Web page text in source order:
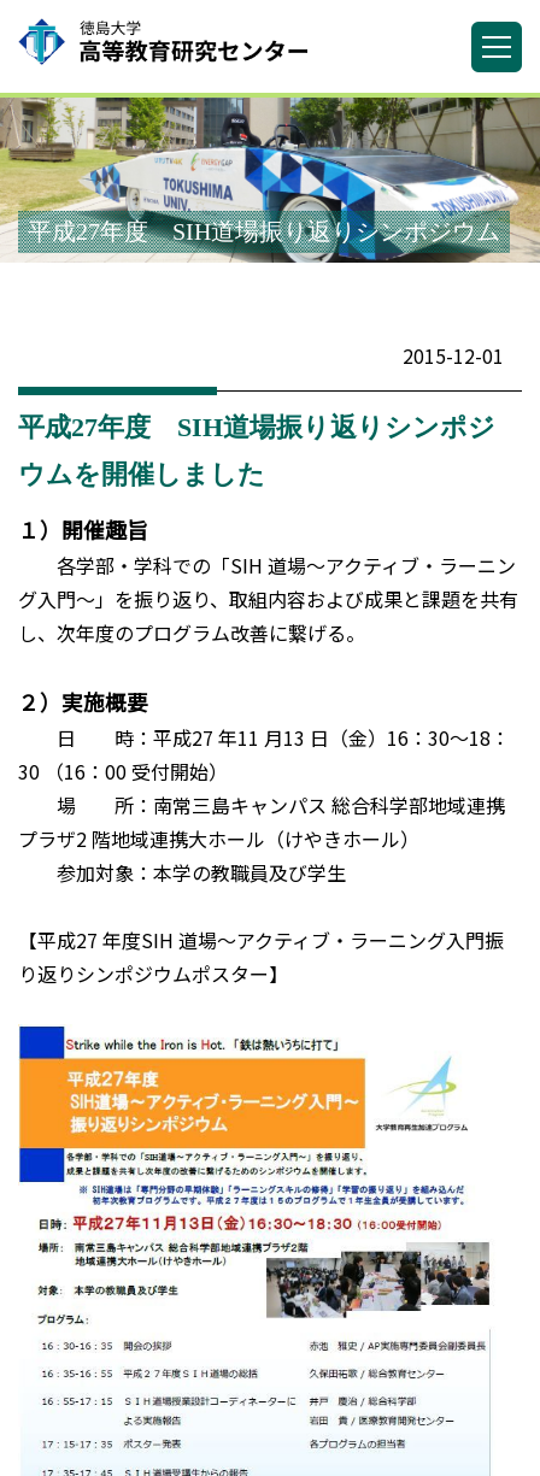
平成27年度 SIH道場振り返りシンポジウム
2015-12-01
平成27年度 SIH道場振り返りシンポジ
ウムを開催しました
１）開催趣旨
各学部・学科での「SIH 道場～アクティブ・ラーニン
グ入門～」を振り返り、取組内容および成果と課題を共有
し、次年度のプログラム改善に繋げる。
２）実施概要
日 時：平成27 年11 月13 日（金）16：30～18：
30 （16：00 受付開始）
場 所：南常三島キャンパス 総合科学部地域連携
プラザ2 階地域連携大ホール（けやきホール）
参加対象：本学の教職員及び学生
【平成27 年度SIH 道場～アクティブ・ラーニング入門振
り返りシンポジウムポスター】